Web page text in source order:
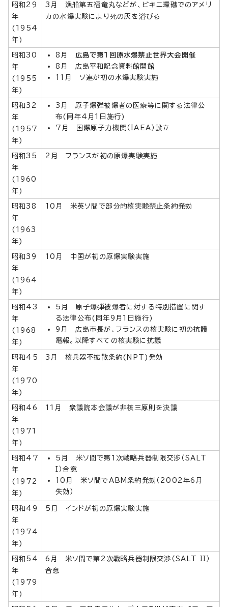
昭和29
年
(1954
年)
3月 漁船第五福竜丸などが、ビキニ環礁でのアメリ
カの水爆実験により死の灰を浴びる
昭和30
年
(1955
年)
8月 広島で第1回原水爆禁止世界大会開催
8月 広島平和記念資料館開館
11月 ソ連が初の水爆実験実施
昭和32
年
(1957
年)
3月 原子爆弾被爆者の医療等に関する法律公
布(同年4月1日施行)
7月 国際原子力機関（IAEA）設立
昭和35
年
(1960
年)
2月 フランスが初の原爆実験実施
昭和38
年
(1963
年)
10月 米英ソ間で部分的核実験禁止条約発効
昭和39
年
(1964
年)
10月 中国が初の原爆実験実施
昭和43
年
(1968
年)
5月 原子爆弾被爆者に対する特別措置に関す
る法律公布(同年9月1日施行)
9月 広島市長が、フランスの核実験に初の抗議
電報。以降すべての核実験に抗議
昭和45
年
(1970
年)
3月 核兵器不拡散条約(NPT)発効
昭和46
年
(1971
年)
11月 衆議院本会議が非核三原則を決議
昭和47
年
(1972
年)
5月 米ソ間で第1次戦略兵器制限交渉（SALT
I）合意
10月 米ソ間でABM条約発効（2002年6月
失効）
昭和49
年
(1974
年)
5月 インドが初の原爆実験実施
昭和54
年
(1979
年)
6月 米ソ間で第2次戦略兵器制限交渉（SALT II）
合意